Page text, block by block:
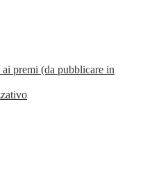
premi (da pubblicare in